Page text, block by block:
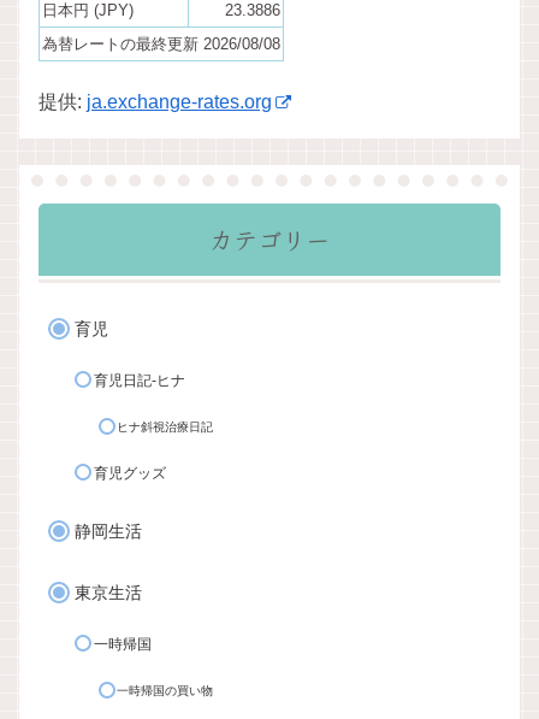
日本円 (JPY)
23.3886
為替レートの最終更新 2026/08/08
提供: ja.exchange-rates.org
カテゴリー
育児
育児日記-ヒナ
ヒナ斜視治療日記
育児グッズ
静岡生活
東京生活
一時帰国
一時帰国の買い物